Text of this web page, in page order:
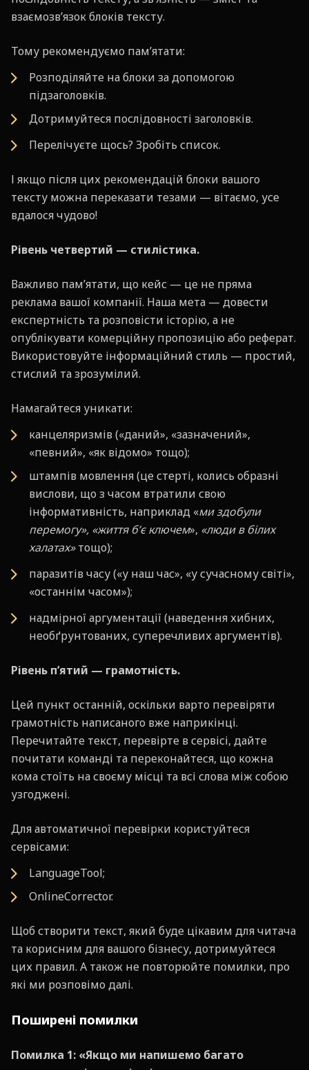
взаємозв’язок блоків тексту.
Тому рекомендуємо пам’ятати:
Розподіляйте на блоки за допомогою
підзаголовків.
Дотримуйтеся послідовності заголовків.
Перелічуєте щось? Зробіть список.
І якщо після цих рекомендацій блоки вашого
тексту можна переказати тезами — вітаємо, усе
вдалося чудово!
Рівень четвертий — стилістика.
Важливо пам’ятати, що кейс — це не пряма
реклама вашої компанії. Наша мета — довести
експертність та розповісти історію, а не
опублікувати комерційну пропозицію або реферат.
Використовуйте інформаційний стиль — простий,
стислий та зрозумілий.
Намагайтеся уникати:
канцеляризмів («даний», «зазначений»,
«певний», «як відомо» тощо);
штампів мовлення (це стерті, колись образні
вислови, що з часом втратили свою
інформативність, наприклад «миздобули
перемогу», «життя б’є ключем», «люди в білих
халатах»тощо);
паразитів часу («у наш час», «у сучасному світі»,
«останнім часом»);
надмірної аргументації (наведення хибних,
необґрунтованих, суперечливих аргументів).
Рівень п’ятий — грамотність.
Цей пункт останній, оскільки варто перевіряти
грамотність написаного вже наприкінці.
Перечитайте текст, перевірте в сервісі, дайте
почитати команді та переконайтеся, що кожна
кома стоїть на своєму місці та всі слова між собою
узгоджені.
Для автоматичної перевірки користуйтеся
сервісами:
LanguageTool;
OnlineCorrector.
Щоб створити текст, який буде цікавим для читача
та корисним для вашого бізнесу, дотримуйтеся
цих правил. А також не повторюйте помилки, про
які ми розповімо далі.
Поширені помилки
Помилка 1: «Якщо ми напишемо багато